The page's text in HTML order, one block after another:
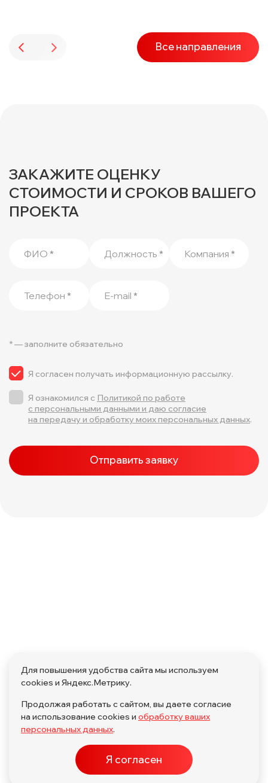
Все направления
ЗАКАЖИТЕ ОЦЕНКУ
СТОИМОСТИ И СРОКОВ ВАШЕГО
ПРОЕКТА
ФИО * Должность * Компания *
Телефон * E-mail *
* — заполните обязательно
Я согласен получать информационную рассылку.
Я ознакомился с Политикой по работе
с персональными данными и даю согласие
на передачу и обработку моих персональных данных.
Отправить заявку
Для повышения удобства сайта мы используем
cookies и Яндекс.Метрику.
Продолжая работать с сайтом, вы даете согласие
на использование cookies и обработку ваших
персональных данных.
Я согласен